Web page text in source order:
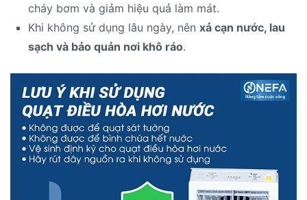
cháy bơm và giảm hiệu quả làm mát.
Khi không sử dụng lâu ngày, nên xả cạn nước, lau
sạch và bảo quản nơi khô ráo.